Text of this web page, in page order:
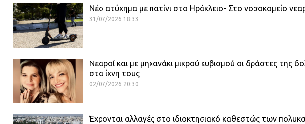
Νέο ατύχημα με πατίνι στο Ηράκλειο- Στο νοσοκομείο
31/07/2026 18:33
Νεαροί και με μηχανάκι μικρού κυβισμού οι δράστες της
στα ίχνη τους
02/07/2026 20:30
Έχρονται αλλαγές στο ιδιοκτησιακό καθεστώς των